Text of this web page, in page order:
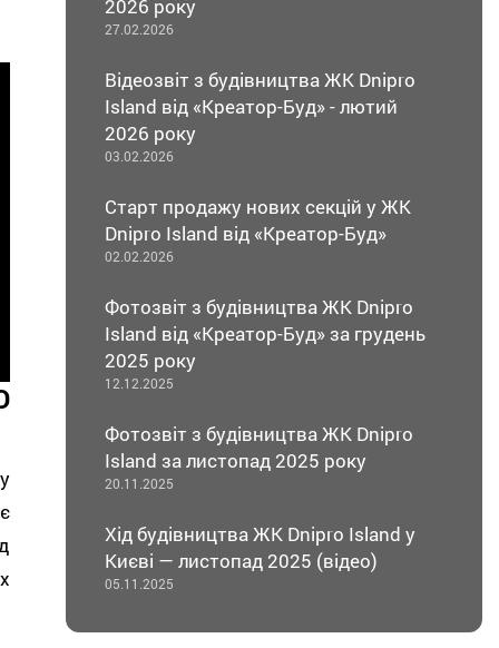
2026 року
27.02.2026
Відеозвіт з будівництва ЖК Dnipro
Island від «Креатор-Буд» - лютий
2026 року
03.02.2026
Старт продажу нових секцій у ЖК
Dnipro Island від «Креатор-Буд»
02.02.2026
Фотозвіт з будівництва ЖК Dnipro
Island від «Креатор-Буд» за грудень
2025 року
12.12.2025
Фотозвіт з будівництва ЖК Dnipro
Island за листопад 2025 року
20.11.2025
Хід будівництва ЖК Dnipro Island у
Києві — листопад 2025 (відео)
05.11.2025